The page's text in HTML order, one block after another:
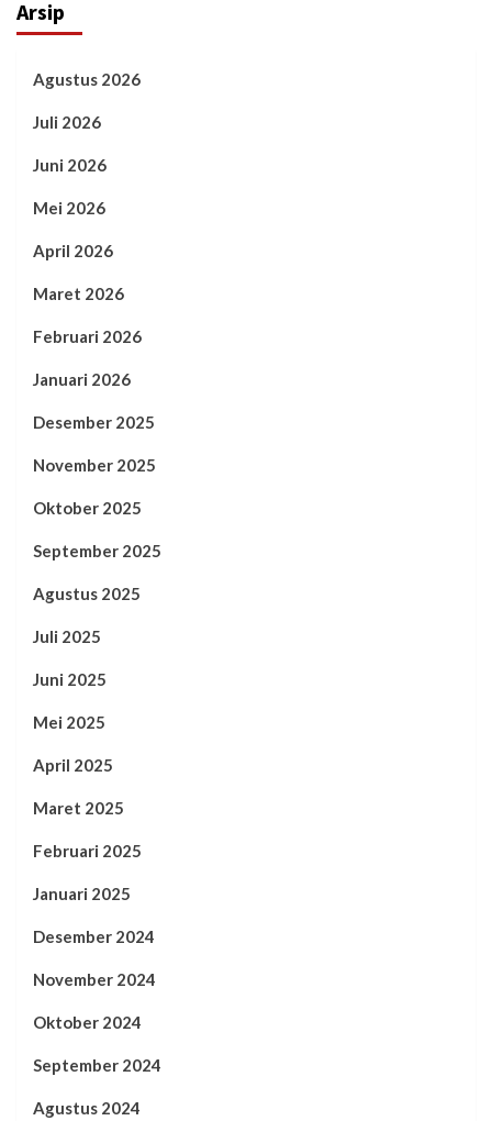
Arsip
Agustus 2026
Juli 2026
Juni 2026
Mei 2026
April 2026
Maret 2026
Februari 2026
Januari 2026
Desember 2025
November 2025
Oktober 2025
September 2025
Agustus 2025
Juli 2025
Juni 2025
Mei 2025
April 2025
Maret 2025
Februari 2025
Januari 2025
Desember 2024
November 2024
Oktober 2024
September 2024
Agustus 2024